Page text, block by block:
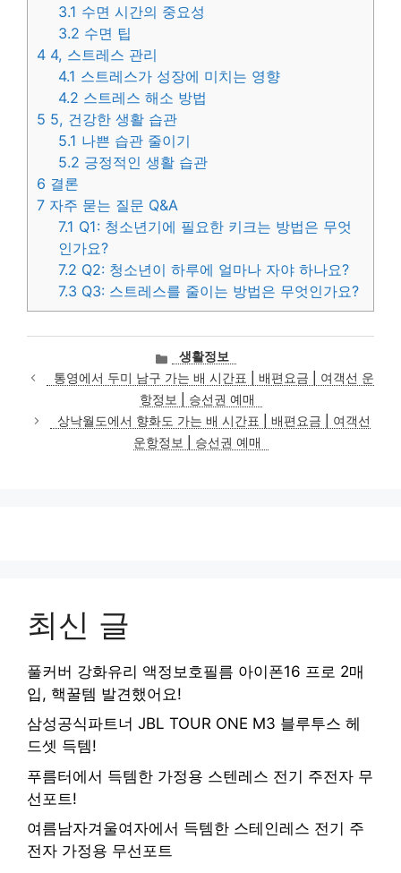
3.1 수면 시간의 중요성
3.2 수면 팁
4 4, 스트레스 관리
4.1 스트레스가 성장에 미치는 영향
4.2 스트레스 해소 방법
5 5, 건강한 생활 습관
5.1 나쁜 습관 줄이기
5.2 긍정적인 생활 습관
6 결론
7 자주 묻는 질문 Q&A
7.1 Q1: 청소년기에 필요한 키크는 방법은 무엇
인가요?
7.2 Q2: 청소년이 하루에 얼마나 자야 하나요?
7.3 Q3: 스트레스를 줄이는 방법은 무엇인가요?
카
테
고
리
생활정보
통영에서 두미 남구 가는 배 시간표 | 배편요금 | 여객선 운
항정보 | 승선권 예매
상낙월도에서 향화도 가는 배 시간표 | 배편요금 | 여객선
운항정보 | 승선권 예매
최신 글
풀커버 강화유리 액정보호필름 아이폰16 프로 2매
입, 핵꿀템 발견했어요!
삼성공식파트너 JBL TOUR ONE M3 블루투스 헤
드셋 득템!
푸름터에서 득템한 가정용 스텐레스 전기 주전자 무
선포트!
여름남자겨울여자에서 득템한 스테인레스 전기 주
전자 가정용 무선포트